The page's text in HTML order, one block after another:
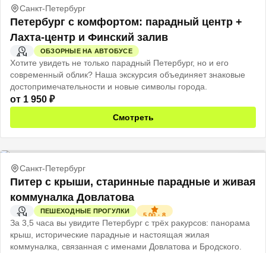
Санкт-Петербург
Петербург с комфортом: парадный центр +
Лахта-центр и Финский залив
4 Ч
ОБЗОРНЫЕ НА АВТОБУСЕ
Хотите увидеть не только парадный Петербург, но и его
современный облик? Наша экскурсия объединяет знаковые
достопримечательности и новые символы города.
от 1 950 ₽
Смотреть
Санкт-Петербург
Питер с крыши, старинные парадные и живая
коммуналка Довлатова
3 Ч
ПЕШЕХОДНЫЕ ПРОГУЛКИ
5.00·8
За 3,5 часа вы увидите Петербург с трёх ракурсов: панорама
крыш, исторические парадные и настоящая жилая
коммуналка, связанная с именами Довлатова и Бродского.